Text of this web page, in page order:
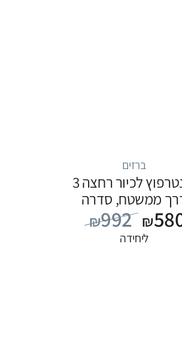
ברזים
אינטרפוץ לכיור רחצה 3
ממשטח, סדרה
FLOW: שחור
₪992 ₪
ליחידה